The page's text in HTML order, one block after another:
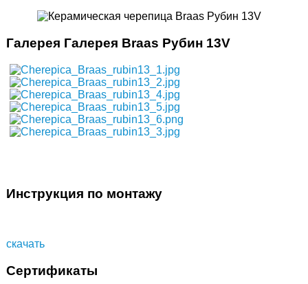
Галерея Галерея Braas Рубин 13V
Инструкция по монтажу
скачать
Сертификаты